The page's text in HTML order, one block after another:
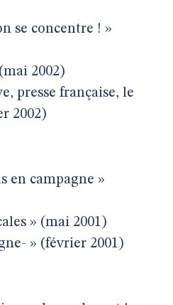
se concentre ! »
2002)
presse française, le
2002)
en campagne »
» (mai 2001)
» (février 2001)